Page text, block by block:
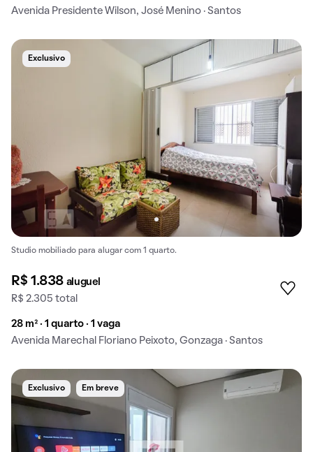
Avenida Presidente Wilson, José Menino · Santos
Exclusivo
Studio mobiliado para alugar com 1 quarto.
R$ 1.838 aluguel
R$ 2.305 total
28 m² · 1 quarto · 1 vaga
Avenida Marechal Floriano Peixoto, Gonzaga · Santos
Exclusivo Em breve